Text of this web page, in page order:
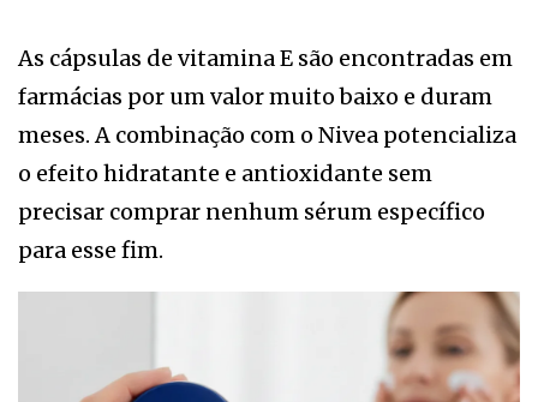
As cápsulas de vitamina E são encontradas em
farmácias por um valor muito baixo e duram
meses. A combinação com o Nivea potencializa
o efeito hidratante e antioxidante sem
precisar comprar nenhum sérum específico
para esse fim.